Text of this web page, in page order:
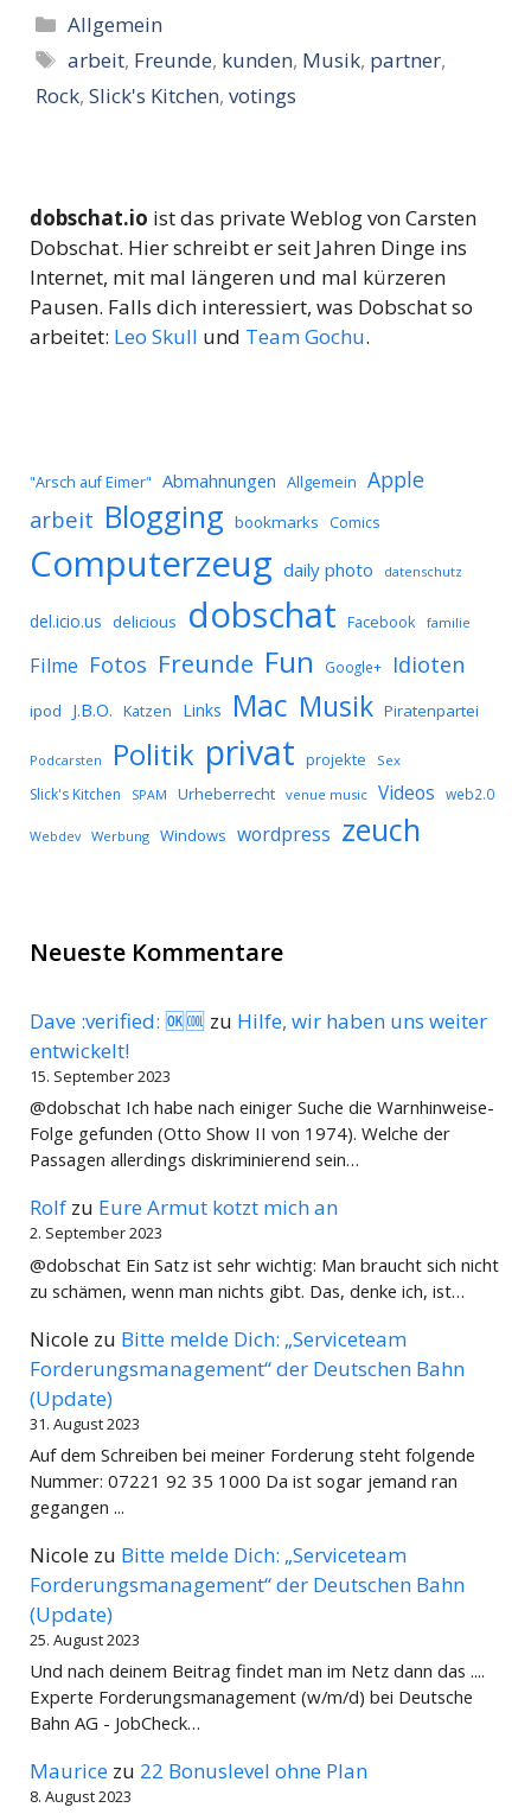
Kategorien
Allgemein
Schlagwörter
arbeit, Freunde, kunden, Musik, partner,
Rock, Slick's Kitchen, votings
dobschat.io ist das private Weblog von Carsten
Dobschat. Hier schreibt er seit Jahren Dinge ins
Internet, mit mal längeren und mal kürzeren
Pausen. Falls dich interessiert, was Dobschat so
arbeitet: Leo Skull und Team Gochu.
"Arsch auf Eimer" Abmahnungen Allgemein Apple
arbeit Blogging bookmarks Comics
Computerzeug daily photo datenschutz
del.icio.us delicious dobschat Facebook familie
Filme Fotos Freunde Fun Google+ Idioten
ipod J.B.O. Katzen Links Mac Musik Piratenpartei
Podcarsten Politik privat projekte Sex
Slick's Kitchen SPAM Urheberrecht venue music Videos web2.0
Webdev Werbung Windows wordpress zeuch
Neueste Kommentare
Dave :verified: 🆗🆒 zu Hilfe, wir haben uns weiter
entwickelt!
15. September 2023
@dobschat Ich habe nach einiger Suche die Warnhinweise-
Folge gefunden (Otto Show II von 1974). Welche der
Passagen allerdings diskriminierend sein…
Rolf zu Eure Armut kotzt mich an
2. September 2023
@dobschat Ein Satz ist sehr wichtig: Man braucht sich nicht
zu schämen, wenn man nichts gibt. Das, denke ich, ist…
Nicole zu Bitte melde Dich: „Serviceteam
Forderungsmanagement“ der Deutschen Bahn
(Update)
31. August 2023
Auf dem Schreiben bei meiner Forderung steht folgende
Nummer: 07221 92 35 1000 Da ist sogar jemand ran
gegangen ...
Nicole zu Bitte melde Dich: „Serviceteam
Forderungsmanagement“ der Deutschen Bahn
(Update)
25. August 2023
Und nach deinem Beitrag findet man im Netz dann das ....
Experte Forderungsmanagement (w/m/d) bei Deutsche
Bahn AG - JobCheck…
Maurice zu 22 Bonuslevel ohne Plan
8. August 2023